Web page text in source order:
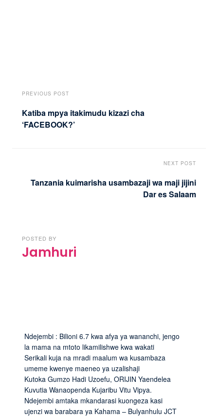
PREVIOUS POST
Katiba mpya itakimudu kizazi cha
‘FACEBOOK?’
NEXT POST
Tanzania kuimarisha usambazaji wa maji jijini
Dar es Salaam
POSTED BY
Jamhuri
Ndejembi : Bilioni 6.7 kwa afya ya wananchi, jengo
la mama na mtoto likamilishwe kwa wakati
Serikali kuja na mradi maalum wa kusambaza
umeme kwenye maeneo ya uzalishaji
Kutoka Gumzo Hadi Uzoefu, ORIJIN Yaendelea
Kuvutia Wanaopenda Kujaribu Vitu Vipya.
Ndejembi amtaka mkandarasi kuongeza kasi
ujenzi wa barabara ya Kahama – Bulyanhulu JCT